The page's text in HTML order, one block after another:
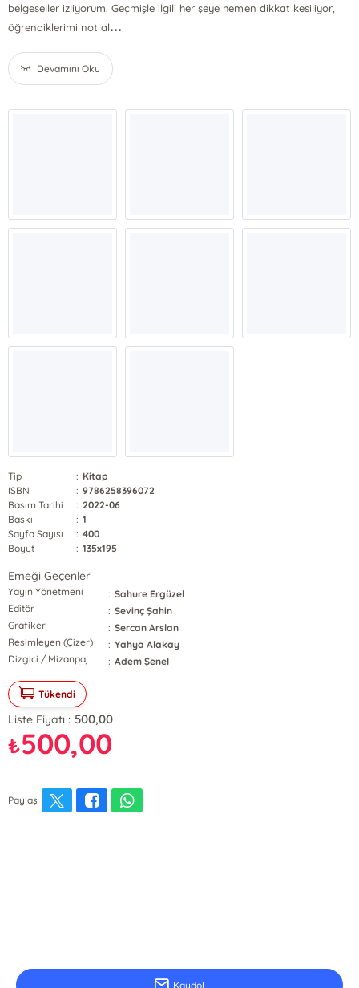
belgeseller izliyorum. Geçmişle ilgili her şeye hemen dikkat kesiliyor,
öğrendiklerimi not al...
Devamını Oku
Tip : Kitap
ISBN
: 9786258396072
Basım Tarihi
: 2022-06
Baskı
: 1
Sayfa Sayısı
: 400
Boyut
: 135x195
Emeği Geçenler
Yayın Yönetmeni : Sahure Ergüzel
Editör
: Sevinç Şahin
Grafiker
: Sercan Arslan
Resimleyen (Çizer)
: Yahya Alakay
Dizgici / Mizanpaj
: Adem Şenel
Tükendi
Liste Fiyatı : 500,00
₺500,00
Paylaş
Kaydol